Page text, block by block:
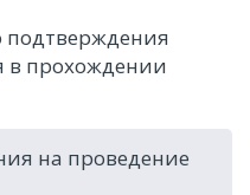
подтверждения
в прохождении
на проведение